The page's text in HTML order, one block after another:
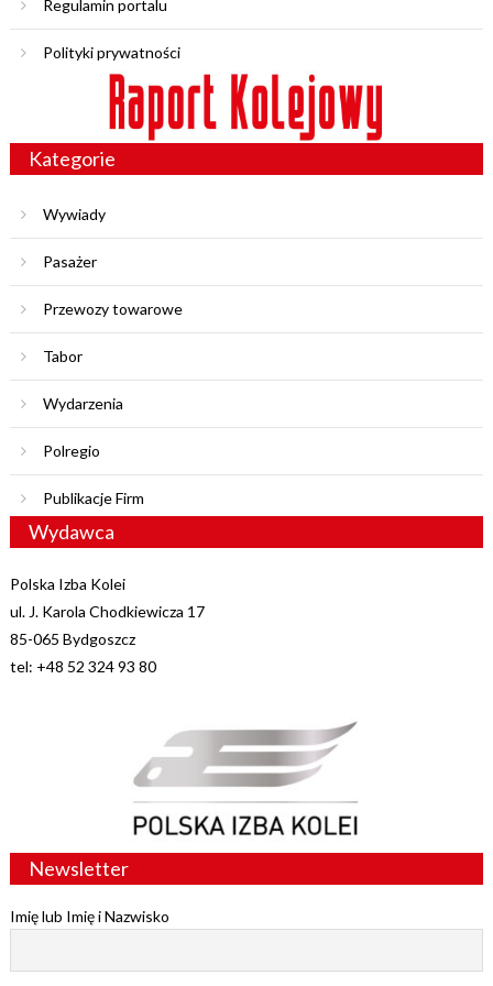
Regulamin portalu
Polityki prywatności
Kategorie
Wywiady
Pasażer
Przewozy towarowe
Tabor
Wydarzenia
Polregio
Publikacje Firm
Wydawca
Polska Izba Kolei
ul. J. Karola Chodkiewicza 17
85-065 Bydgoszcz
tel: +48 52 324 93 80
Newsletter
Imię lub Imię i Nazwisko